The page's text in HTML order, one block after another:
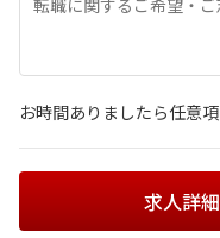
お時間ありましたら任意
求人詳